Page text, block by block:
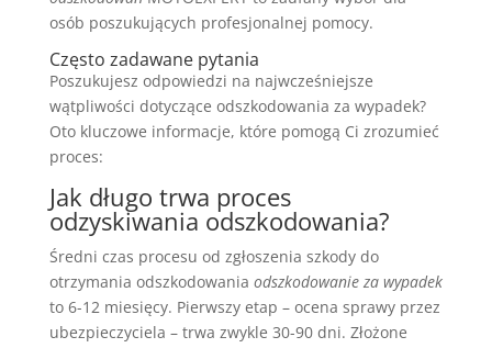
osób poszukujących profesjonalnej pomocy.
Często zadawane pytania
Poszukujesz odpowiedzi na najwcześniejsze
wątpliwości dotyczące odszkodowania za wypadek?
Oto kluczowe informacje, które pomogą Ci zrozumieć
proces:
Jak długo trwa proces
odzyskiwania odszkodowania?
Średni czas procesu od zgłoszenia szkody do
otrzymania odszkodowania odszkodowanie za wypadek
to 6-12 miesięcy. Pierwszy etap – ocena sprawy przez
ubezpieczyciela – trwa zwykle 30-90 dni. Złożone